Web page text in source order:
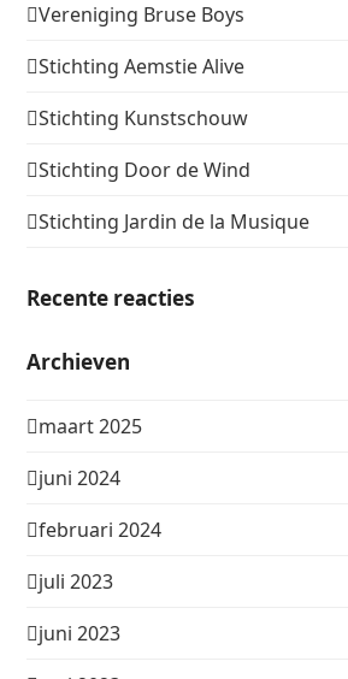
Vereniging Bruse Boys
Stichting Aemstie Alive
Stichting Kunstschouw
Stichting Door de Wind
Stichting Jardin de la Musique
Recente reacties
Archieven
maart 2025
juni 2024
februari 2024
juli 2023
juni 2023